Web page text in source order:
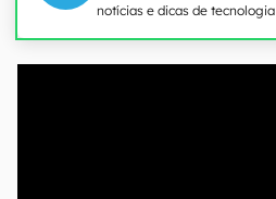
notícias e dicas de tecnologia